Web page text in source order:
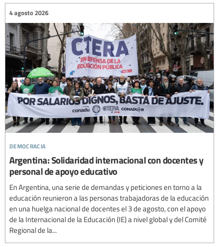
democracia
4 agosto 2026
Argentina: Solidaridad internacional con docentes y
personal de apoyo educativo
En Argentina, una serie de demandas y peticiones en torno a la
educación reunieron a las personas trabajadoras de la educación
en una huelga nacional de docentes el 3 de agosto, con el apoyo
de la Internacional de la Educación (IE) a nivel global y del Comité
Regional de la...